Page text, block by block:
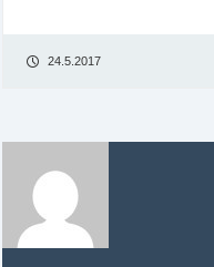
24.5.2017